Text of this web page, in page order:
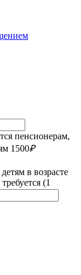
пенсионерам,
1500₽
в возрасте
(1